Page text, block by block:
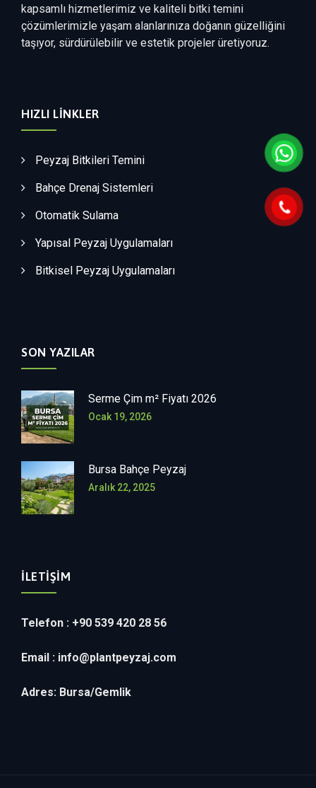
kapsamlı hizmetlerimiz ve kaliteli bitki temini
çözümlerimizle yaşam alanlarınıza doğanın güzelliğini
taşıyor, sürdürülebilir ve estetik projeler üretiyoruz.
HIZLI LINKLER
Peyzaj Bitkileri Temini
Bahçe Drenaj Sistemleri
Otomatik Sulama
Yapısal Peyzaj Uygulamaları
Bitkisel Peyzaj Uygulamaları
SON YAZILAR
Serme Çim m² Fiyatı 2026
Ocak 19, 2026
Bursa Bahçe Peyzaj
Aralık 22, 2025
İLETIŞIM
Telefon : +90 539 420 28 56
Email : info@plantpeyzaj.com
Adres: Bursa/Gemlik